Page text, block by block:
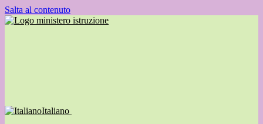
Salta al contenuto
Italiano